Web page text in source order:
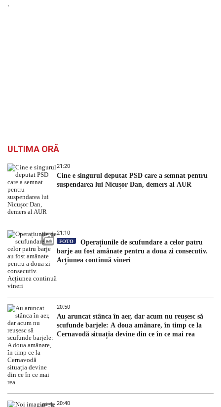
`
ULTIMA ORĂ
21:20
Cine e singurul deputat PSD care a semnat pentru
suspendarea lui Nicușor Dan, demers al AUR
21:10
FOTO
Operațiunile de scufundare a celor patru
barje au fost amânate pentru a doua zi consecutiv.
Acțiunea continuă vineri
20:50
Au aruncat stânca în aer, dar acum nu reușesc să
scufunde barjele: A doua amânare, în timp ce la
Cernavodă situația devine din ce în ce mai rea
20:40